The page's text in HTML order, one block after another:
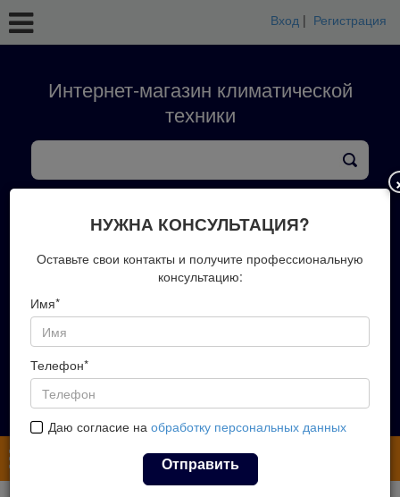
Вход | Регистрация
Интернет-магазин климатической
техники
+7(423)202-51-00
Запись на замер
НУЖНА КОНСУЛЬТАЦИЯ?
Оставьте свои контакты и получите профессиональную
консультацию:
Имя*
Телефон*
Даю согласие на обработку персональных данных
Отправить